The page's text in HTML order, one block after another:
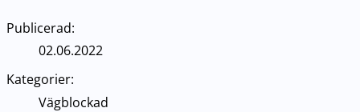
Publicerad:
02.06.2022
Kategorier:
Vägblockad